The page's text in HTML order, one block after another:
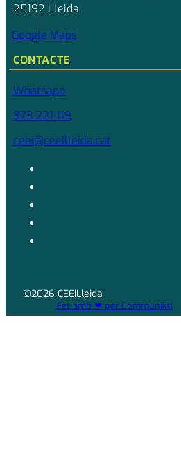
25192 Lleida
Google Maps
CONTACTE
Whatsapp
973 221 119
ceei@ceeilleida.cat
©2026 CEEILleida
Fet amb ❤ per Communikt!